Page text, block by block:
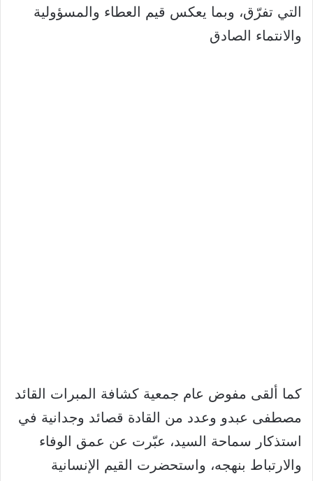
التي تفرّق، وبما يعكس قيم العطاء والمسؤولية
والانتماء الصادق
كما ألقى مفوض عام جمعية كشافة المبرات القائد
مصطفى عبدو وعدد من القادة قصائد وجدانية في
استذكار سماحة السيد، عبّرت عن عمق الوفاء
والارتباط بنهجه، واستحضرت القيم الإنسانية